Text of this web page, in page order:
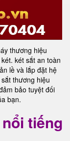
thương hiệu
két sắt an toàn
lề và lắp đặt hệ
thương hiệu
bảo tuyệt đối
bạn.
tiếng